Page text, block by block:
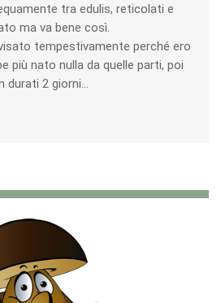
tra edulis, reticolati e
ma va bene così.
tempestivamente perché ero
più nato nulla da quelle parti, poi
durati 2 giorni…